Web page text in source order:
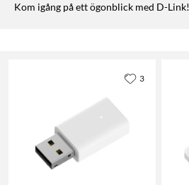
Kom igång på ett ögonblick med D-Link!
3